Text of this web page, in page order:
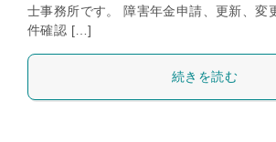
士事務所です。 障害年金申請、更新、変
件確認 […]
続きを読む